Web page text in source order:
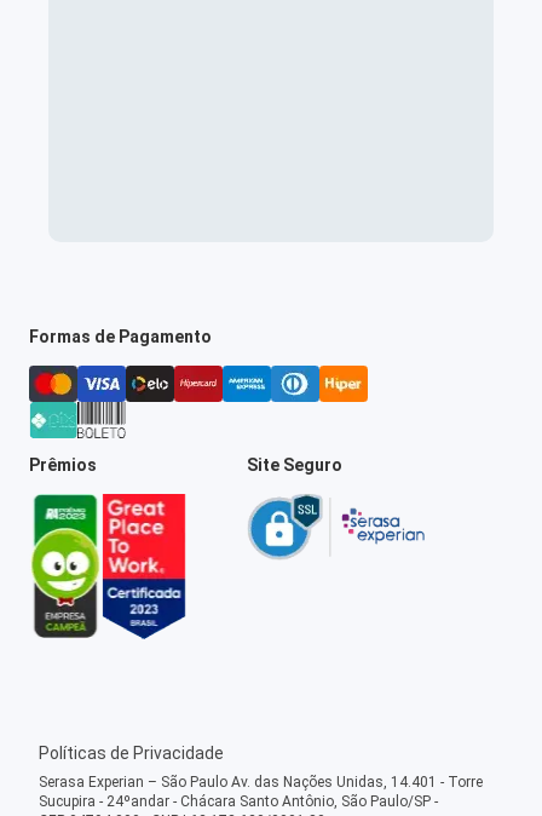
Formas de Pagamento
Prêmios Site Seguro
Políticas de Privacidade
Serasa Experian – São Paulo Av. das Nações Unidas, 14.401 - Torre
Sucupira - 24ºandar - Chácara Santo Antônio, São Paulo/SP -